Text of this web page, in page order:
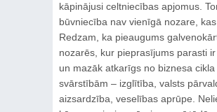
kāpinājusi celtniecības apjomus.
būvniecība nav vienīgā nozare,
Redzam, ka pieaugums
nozarēs, kur pieprasījums parasti
un mazāk atkarīgs no biznesa cikla
svārstībām – izglītība, valsts
aizsardzība, veselības aprūpe.